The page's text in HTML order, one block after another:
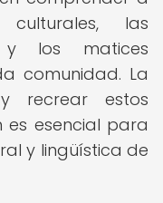
las
y los matices
comunidad. La
recrear estos
esencial para
y lingüística de